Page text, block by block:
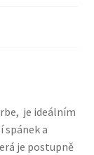
je ideálním
spánek a
je postupně